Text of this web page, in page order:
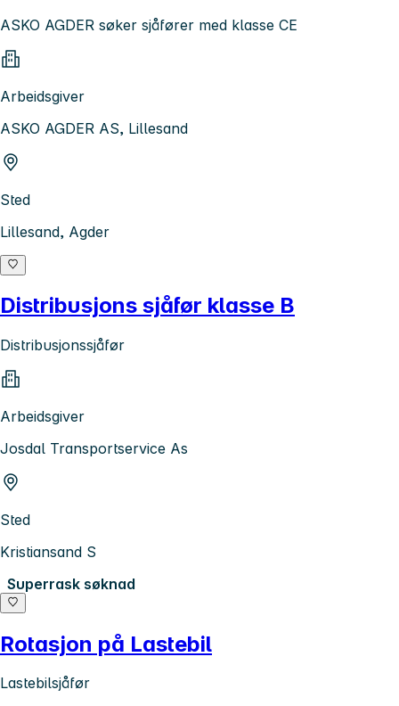
ASKO AGDER søker sjåfører med klasse CE
Arbeidsgiver
ASKO AGDER AS, Lillesand
Sted
Lillesand, Agder
Distribusjons sjåfør klasse B
Distribusjonssjåfør
Arbeidsgiver
Josdal Transportservice As
Sted
Kristiansand S
Superrask søknad
Rotasjon på Lastebil
Lastebilsjåfør